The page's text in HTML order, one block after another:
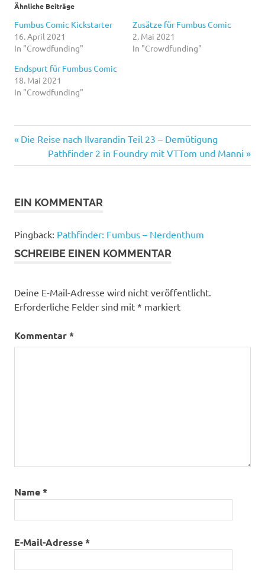
Ähnliche Beiträge
Fumbus Comic Kickstarter
16. April 2021
In "Crowdfunding"
Zusätze für Fumbus Comic
2. Mai 2021
In "Crowdfunding"
Endspurt für Fumbus Comic
18. Mai 2021
In "Crowdfunding"
Beitragsnavigation
Vorheriger
Beitrag:
Die Reise nach Ilvarandin Teil 23 – Demütigung
Nächster
Beitrag:
Pathfinder 2 in Foundry mit VTTom und Manni
EIN KOMMENTAR
Pingback: Pathfinder: Fumbus – Nerdenthum
SCHREIBE EINEN KOMMENTAR
Deine E-Mail-Adresse wird nicht veröffentlicht.
Erforderliche Felder sind mit * markiert
Kommentar*
Name*
E-Mail-Adresse*